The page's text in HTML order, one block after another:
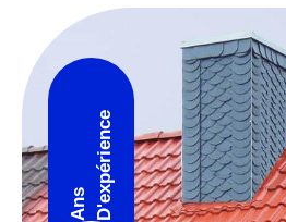
Ans D'expérience